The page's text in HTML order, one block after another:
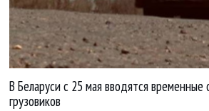
В Беларуси с 25 мая вводятся временные
грузовиков